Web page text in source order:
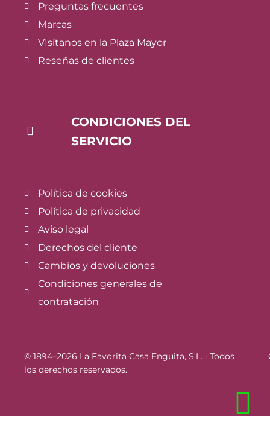
Preguntas frecuentes
Marcas
VIsítanos en la Plaza Mayor
Reseñas de clientes
CONDICIONES DEL
SERVICIO
Política de cookies
Política de privacidad
Aviso legal
Derechos del cliente
Cambios y devoluciones
Condiciones generales de
contratación
© 1894–2026 La Favorita Casa Enguita, S.L. · Todos
los derechos reservados.